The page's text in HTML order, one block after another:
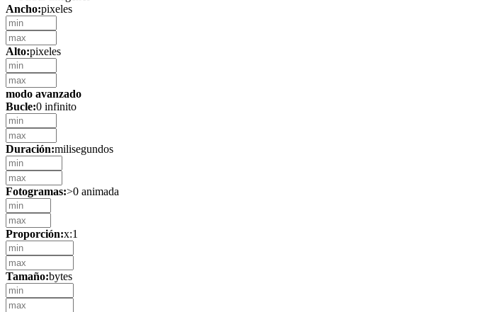
Ancho:pixeles
Alto:pixeles
modo avanzado
Bucle:0 infinito
Duración:milisegundos
Fotogramas:>0 animada
Proporción:x:1
Tamaño:bytes